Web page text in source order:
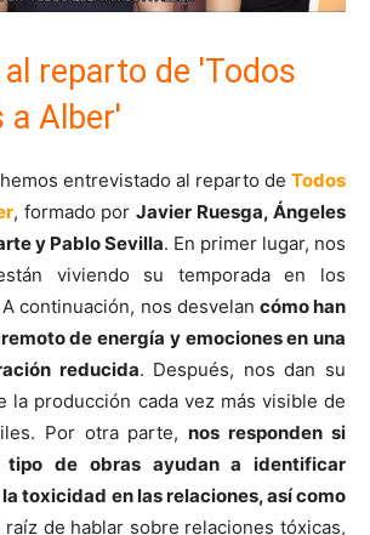
reparto de 'Todos
a Alber'
hemos entrevistado al reparto de Todos
, formado porJavier Ruesga, Ángeles
y Pablo Sevilla. En primer lugar, nos
viviendo su temporada en los
continuación, nos desvelan cómo han
de energía y emociones en una
reducida. Después, nos dan su
la producción cada vez más visible de
Por otra parte,nos responden si
tipo de obras ayudan a identificar
toxicidad en las relaciones, así como
raíz de hablar sobre relaciones tóxicas,